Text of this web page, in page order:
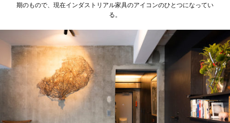
期のもので、現在インダストリアル家具のアイコンのひとつになってい
る。